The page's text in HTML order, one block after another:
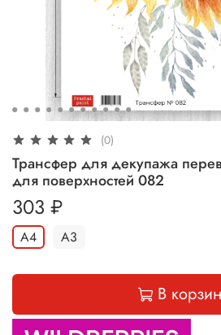
(0)
Трансфер для декупажа
для поверхностей 082
303 ₽
А4 А3
В